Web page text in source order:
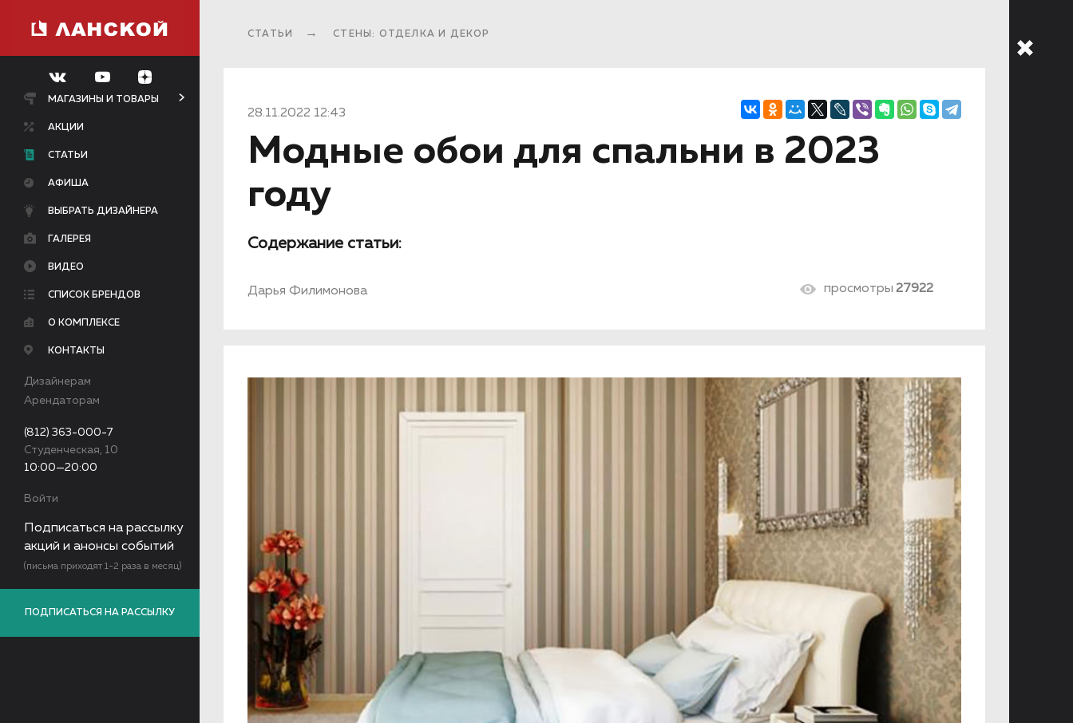
МАГАЗИНЫ И ТОВАРЫ
АКЦИИ
СТАТЬИ
АФИША
ВЫБРАТЬ ДИЗАЙНЕРА
ГАЛЕРЕЯ
ВИДЕО
СПИСОК БРЕНДОВ
О КОМПЛЕКСЕ
КОНТАКТЫ
Дизайнерам
Арендаторам
(812) 363-000-7
Студенческая, 10
10:00—20:00
Войти
Подписаться на рассылку
акций и анонсы событий
(письма приходят 1-2 раза в месяц)
ПОДПИСАТЬСЯ НА РАССЫЛКУ
СТАТЬИ СТЕНЫ: ОТДЕЛКА И ДЕКОР
28.11.2022 12:43
Модные обои для спальни в 2023
году
Содержание статьи:
Дарья Филимонова просмотры 27922